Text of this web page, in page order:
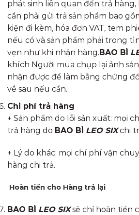
phát sinh liên quan đến trả
cần phải gửi trả sản phẩm bao
kiện đi kèm, hóa đơn VAT, tem
nếu có và sản phẩm phải trong
vẹn như khi nhận hàng. BAO BÌ
khích Người mua chụp lại ảnh
nhận được để làm bằng chứng
về sau nếu cần.
Chi phí trả hàng
+ Sản phẩm do lỗi sản xuất: mọi
trả hàng do BAO BÌ LEO SIXchi
+ Lý do khác: mọi chí phí vận
hàng chi trả.
Hoàn tiền cho Hàng trả lại
BAO BÌ LEO SIX sẽ chỉ hoàn tiền